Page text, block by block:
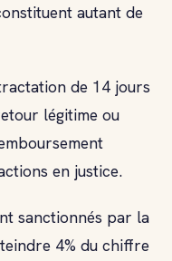
autant de
de 14 jours
légitime ou
en justice.
sanctionnés par la
4% du chiffre